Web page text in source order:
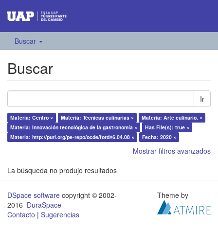
Buscar
Buscar
Ir
Materia: Centro × Materia: Técnicas culinarias ×
Materia: Arte culinario. ×
Materia: Innovación tecnológica de la gastronomía ×
Has File(s): true ×
Materia: http://purl.org/pe-repo/ocde/ford#6.04.08 ×
Fecha: 2020 ×
Mostrar filtros avanzados
La búsqueda no produjo resultados
DSpace software copyright © 2002-
2016 DuraSpace
Contacto | Sugerencias
Theme by